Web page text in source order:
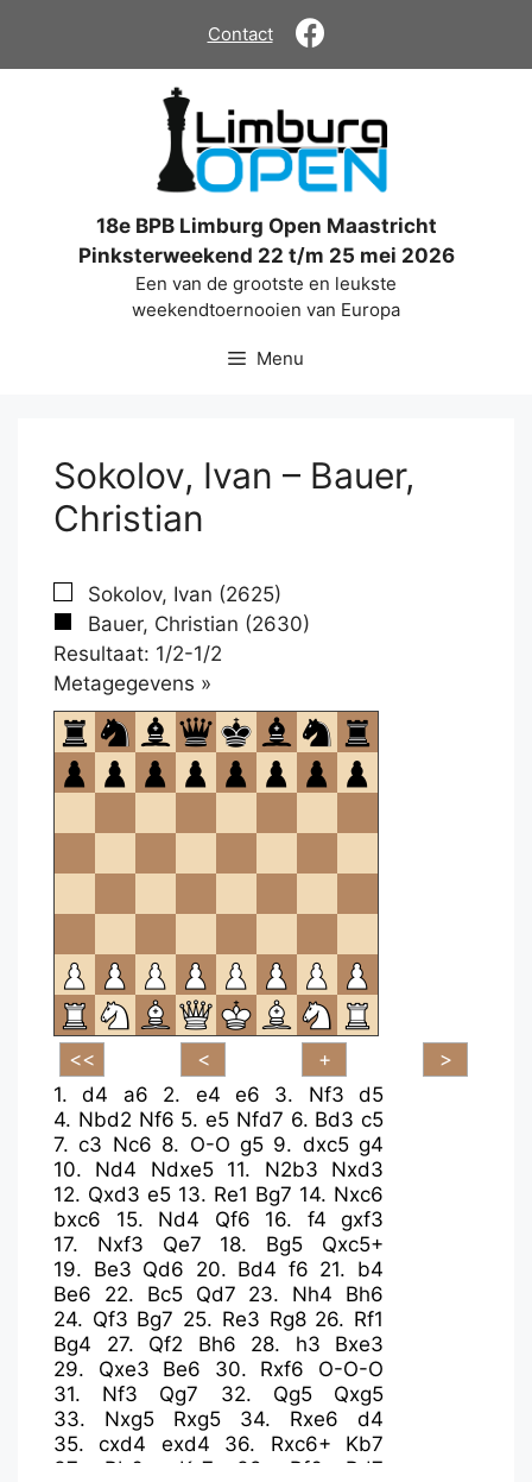
de
Contact
18e BPB Limburg Open Maastricht
Pinksterweekend 22 t/m 25 mei 2026
Een van de grootste en leukste
weekendtoernooien van Europa
Menu
Sokolov, Ivan – Bauer,
Christian
Sokolov, Ivan (2625)
Bauer, Christian (2630)
Resultaat: 1/2-1/2
Metagegevens »
om
te
openen.
1.d4 a6 2. e4 e6 3. Nf3
d5
4. Nbd2 Nf6 5. e5 Nfd7 6. Bd3 c5
7.c3 Nc6 8. O-O g5 9. dxc5 g4
10. Nd4 Ndxe5 11. N2b3
Nxd3
12. Qxd3 e5 13. Re1 Bg7 14. Nxc6
bxc6
15. Nd4 Qf6 16. f4
gxf3
17. Nxf3 Qe7 18. Bg5
Qxc5+
19. Be3 Qd6 20. Bd4 f6 21. b4
Be6
22. Bc5 Qd7 23. Nh4
Bh6
24. Qf3 Bg7 25. Re3 Rg8 26. Rf1
Bg4
27. Qf2 Bh6 28. h3
Bxe3
29. Qxe3 Be6 30. Rxf6
O-O-O
31. Nf3 Qg7 32. Qg5
Qxg5
33. Nxg5 Rxg5 34. Rxe6
d4
35.cxd4 exd4 36. Rxc6+
Kb7
37. Rb6+ Kc7 38. Rf6
Rd7